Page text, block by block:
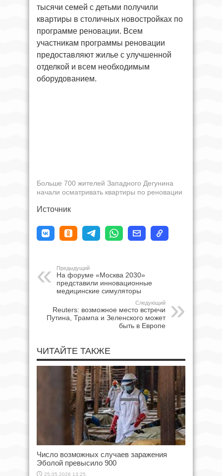
тысячи семей с детьми получили
квартиры в столичных новостройках по
программе реновации. Всем
участникам программы реновации
предоставляют жилье с улучшенной
отделкой и всем необходимым
оборудованием.
Больше 700 жителей Западного Дегунина
начали осматривать квартиры по реновации
Источник
Предыдущий
На форуме «Москва 2030»
представили инновационные
медицинские симуляторы
Следующий
Reuters: возможное место встречи
Путина, Трампа и Зеленского может
быть в Европе
ЧИТАЙТЕ ТАКЖЕ
Число возможных случаев заражения
Эболой превысило 900
25.05.2026 13:25